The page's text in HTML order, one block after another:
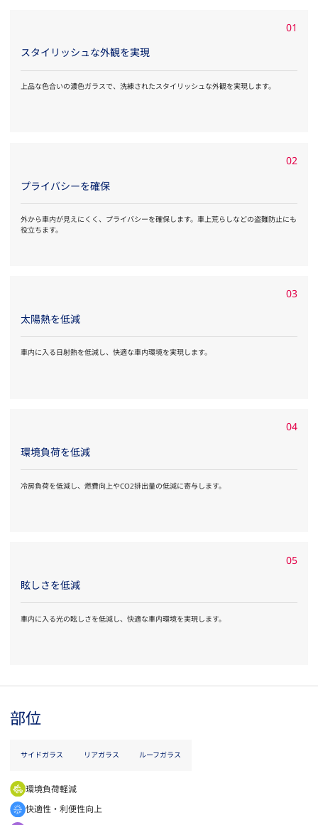
01
スタイリッシュな外観を実現
上品な色合いの濃色ガラスで、洗練されたスタイリッシュな外観を実現します。
02
プライバシーを確保
外から車内が見えにくく、プライバシーを確保します。車上荒らしなどの盗難防止にも
役立ちます。
03
太陽熱を低減
車内に入る日射熱を低減し、快適な車内環境を実現します。
04
環境負荷を低減
冷房負荷を低減し、燃費向上やCO2排出量の低減に寄与します。
05
眩しさを低減
車内に入る光の眩しさを低減し、快適な車内環境を実現します。
部位
サイドガラス リアガラス ルーフガラス
環境負荷軽減
快適性・利便性向上